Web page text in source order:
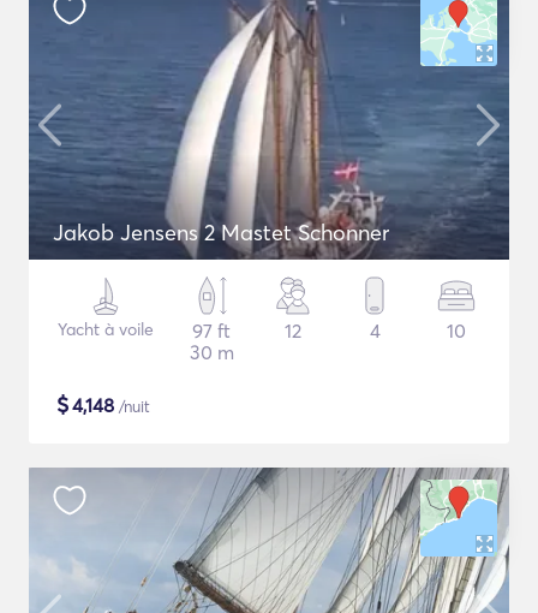
Jakob Jensens 2 Mastet Schonner
Yacht à voile
97 ft
30 m
12 4 10
$4,148 /nuit